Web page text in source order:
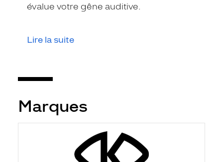
évalue votre gêne auditive.
Lire la suite
Marques